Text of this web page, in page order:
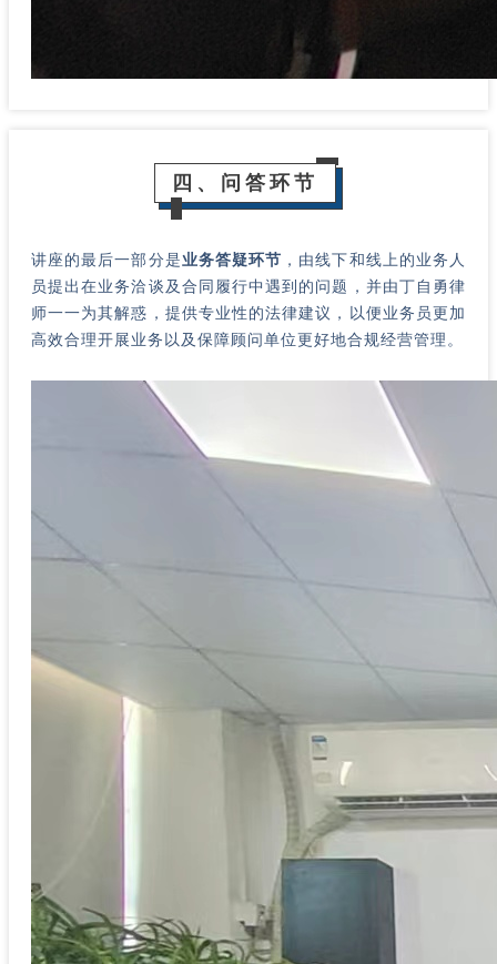
四、问答环节
讲座的最后一部分是业务答疑环节 ，由线下和线上的业务人
员提出在业务洽谈及合同履行中遇到的问题，并由丁自勇律
师一一为其解惑，提供专业性的法律建议，以便业务员更加
高效合理开展业务以及保障顾问单位更好地合规经营管理。